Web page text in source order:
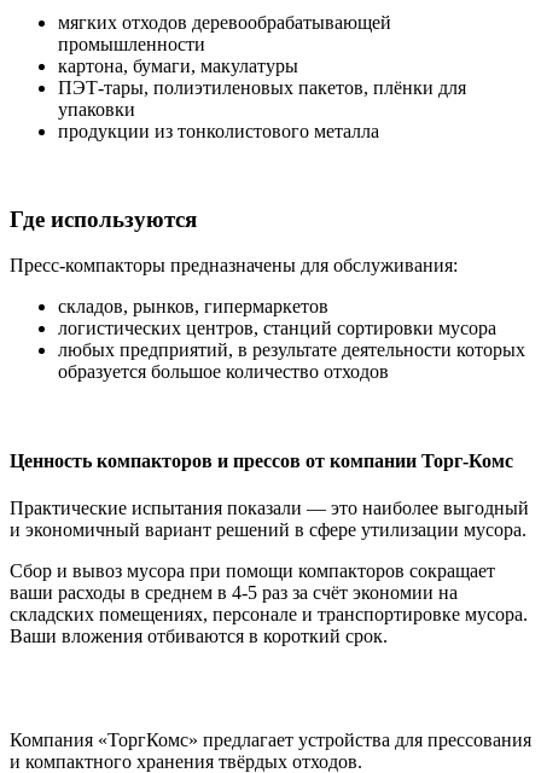
мягких отходов деревообрабатывающей
промышленности
картона, бумаги, макулатуры
ПЭТ-тары, полиэтиленовых пакетов, плёнки для
упаковки
продукции из тонколистового металла
Где используются
Пресс-компакторы предназначены для обслуживания:
складов, рынков, гипермаркетов
логистических центров, станций сортировки мусора
любых предприятий, в результате деятельности которых
образуется большое количество отходов
Ценность компакторов и прессов от компании Торг-Комс
Практические испытания показали — это наиболее выгодный
и экономичный вариант решений в сфере утилизации мусора.
Сбор и вывоз мусора при помощи компакторов сокращает
ваши расходы в среднем в 4-5 раз за счёт экономии на
складских помещениях, персонале и транспортировке мусора.
Ваши вложения отбиваются в короткий срок.
Компания «ТоргКомс» предлагает устройства для прессования
и компактного хранения твёрдых отходов.